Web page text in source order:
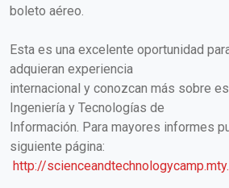
boleto aéreo.
Esta es una excelente oportunidad
adquieran experiencia
internacional y conozcan más sobre
Ingeniería y Tecnologías de
Información. Para mayores informes
siguiente página:
http://